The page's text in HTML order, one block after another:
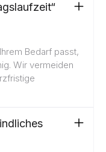
Bedarf passt,
Wir vermeiden